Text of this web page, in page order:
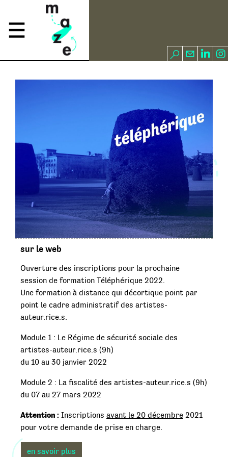
sur le web
Ouverture des inscriptions pour la prochaine
session de formation Téléphérique 2022.
Une formation à distance qui décortique point par
point le cadre administratif des artistes-
auteur.rice.s.
Module 1 : Le Régime de sécurité sociale des
artistes-auteur.rice.s (9h)
du 10 au 30 janvier 2022
Module 2 : La fiscalité des artistes-auteur.rice.s (9h)
du 07 au 27 mars 2022
Attention : Inscriptions avant le 20 décembre 2021
pour votre demande de prise en charge.
en savoir plus